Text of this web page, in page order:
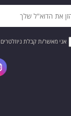
אני מאשר/ת קבלת ניוזלטרים